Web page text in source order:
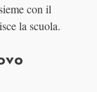
con il
la scuola.